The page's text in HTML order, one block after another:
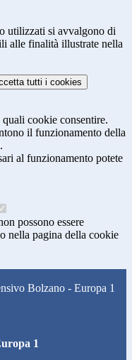
utilizzati si avvalgono di
alle finalità illustrate nella
tutti i cookies
quali cookie consentire.
il funzionamento della
al funzionamento potete
possono essere
nella pagina della cookie
Bolzano - Europa 1
1